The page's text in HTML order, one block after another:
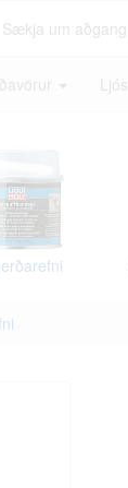
Sækja um aðgang
Ljós